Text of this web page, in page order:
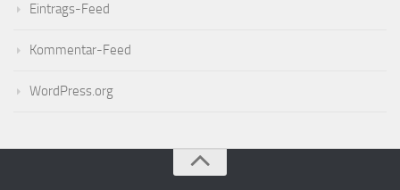
Eintrags-Feed
Kommentar-Feed
WordPress.org